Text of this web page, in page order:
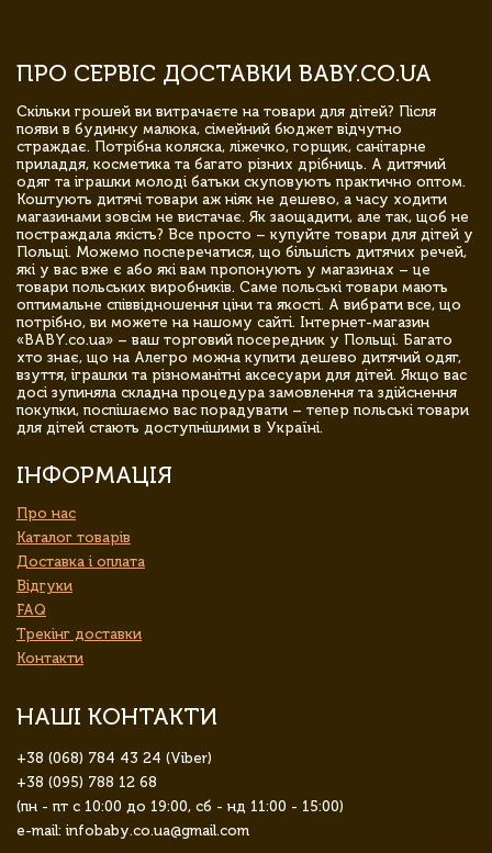
ПРО СЕРВІС ДОСТАВКИ BABY.CO.UA
Скільки грошей ви витрачаєте на товари для дітей? Після
появи в будинку малюка, сімейний бюджет відчутно
страждає. Потрібна коляска, ліжечко, горщик, санітарне
приладдя, косметика та багато різних дрібниць. А дитячий
одяг та іграшки молоді батьки скуповують практично оптом.
Коштують дитячі товари аж ніяк не дешево, а часу ходити
магазинами зовсім не вистачає. Як заощадити, але так, щоб не
постраждала якість? Все просто – купуйте товари для дітей у
Польщі. Можемо посперечатися, що більшість дитячих речей,
які у вас вже є або які вам пропонують у магазинах – це
товари польських виробників. Саме польські товари мають
оптимальне співвідношення ціни та якості. А вибрати все, що
потрібно, ви можете на нашому сайті. Інтернет-магазин
«BABY.co.ua» – ваш торговий посередник у Польщі. Багато
хто знає, що на Алегро можна купити дешево дитячий одяг,
взуття, іграшки та різноманітні аксесуари для дітей. Якщо вас
досі зупиняла складна процедура замовлення та здійснення
покупки, поспішаємо вас порадувати – тепер польські товари
для дітей стають доступнішими в Україні.
ІНФОРМАЦІЯ
Про нас
Каталог товарів
Доставка і оплата
Відгуки
FAQ
Трекінг доставки
Контакти
НАШІ КОНТАКТИ
+38 (068) 784 43 24 (Viber)
+38 (095) 788 12 68
(пн - пт с 10:00 до 19:00, сб - нд 11:00 - 15:00)
e-mail: infobaby.co.ua@gmail.com